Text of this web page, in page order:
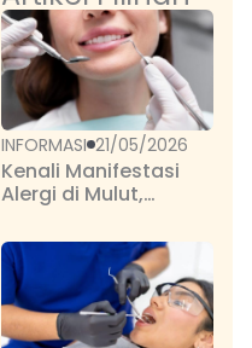
INFORMASI 21/05/2026
Kenali Manifestasi
Alergi di Mulut,
Serius